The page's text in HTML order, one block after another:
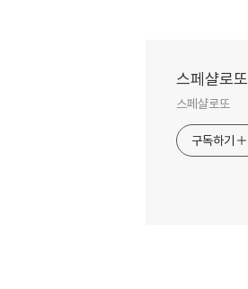
스페샬로또
스페샬로또
구독하기